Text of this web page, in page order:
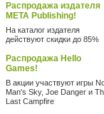
Распродажа издателя
META Publishing!
На каталог издателя
действуют скидки до 85%
Распродажа Hello
Games!
В акции участвуют игры
Man's Sky, Joe Danger и
Last Campfire